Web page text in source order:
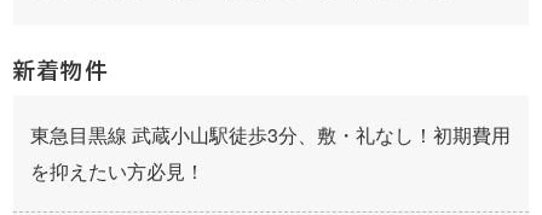
新着物件
東急目黒線 武蔵小山駅徒歩3分、敷・礼なし！初期費用
を抑えたい方必見！